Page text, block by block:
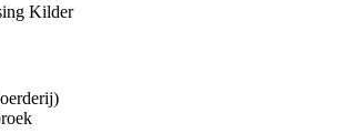
Kilder